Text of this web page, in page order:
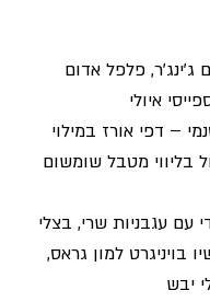
ג'ינג'ר, פלפל אדום
איולי
– דפי אורז במילוי
בליווי מטבל שומשום
עם עגבניות שרי, בצלי
בויניגרט למון גראס,
יבש